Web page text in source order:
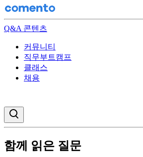
Q&A 콘텐츠
커뮤니티
직무부트캠프
클래스
채용
함께 읽은 질문